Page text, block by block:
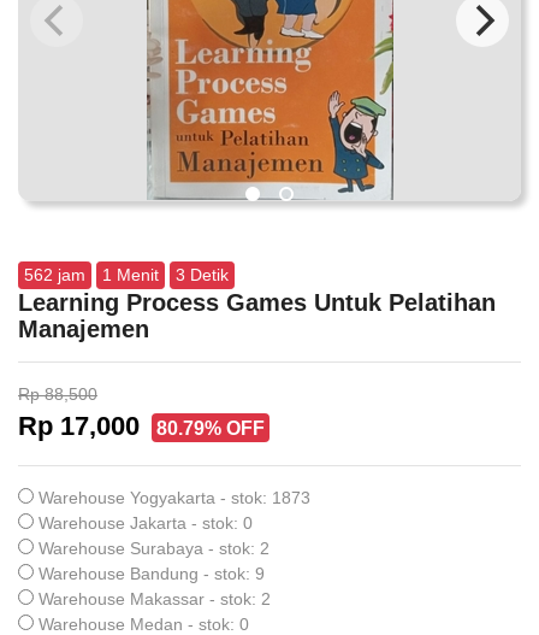
562 jam 1 Menit 2 Detik
Learning Process Games Untuk Pelatihan
Manajemen
Rp 88,500
Rp 17,000 80.79% OFF
Warehouse Yogyakarta - stok: 1873
Warehouse Jakarta - stok: 0
Warehouse Surabaya - stok: 2
Warehouse Bandung - stok: 9
Warehouse Makassar - stok: 2
Warehouse Medan - stok: 0